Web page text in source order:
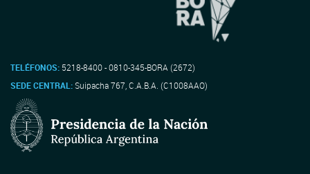
TELÉFONOS: 5218-8400 - 0810-345-BORA (2672)
SEDE CENTRAL:Suipacha 767, C.A.B.A. (C1008AAO)